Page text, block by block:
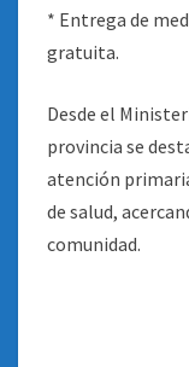
* Entrega de
gratuita.
Desde el
provincia se
atención
de salud,
comunidad.